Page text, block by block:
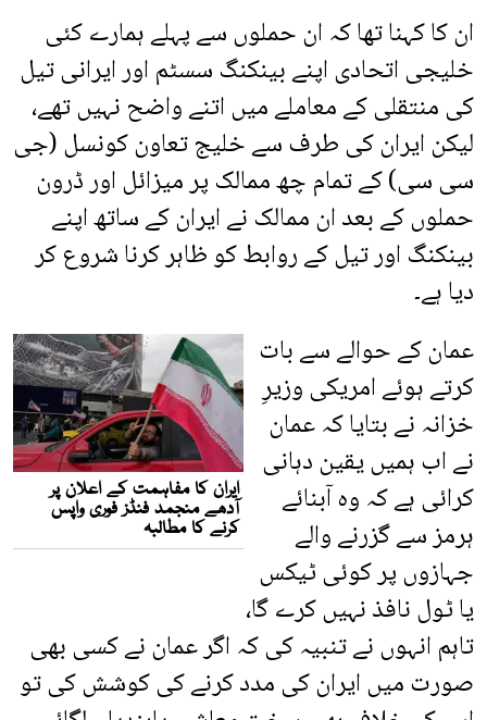
ان کا کہنا تھا کہ ان حملوں سے پہلے ہمارے کئی
خلیجی اتحادی اپنے بینکنگ سسٹم اور ایرانی تیل
کی منتقلی کے معاملے میں اتنے واضح نہیں تھے،
لیکن ایران کی طرف سے خلیج تعاون کونسل (جی
سی سی) کے تمام چھ ممالک پر میزائل اور ڈرون
حملوں کے بعد ان ممالک نے ایران کے ساتھ اپنے
بینکنگ اور تیل کے روابط کو ظاہر کرنا شروع کر
دیا ہے۔
عمان کے حوالے سے بات
کرتے ہوئے امریکی وزیرِ
خزانہ نے بتایا کہ عمان
نے اب ہمیں یقین دہانی
کرائی ہے کہ وہ آبنائے
ہرمز سے گزرنے والے
جہازوں پر کوئی ٹیکس
یا ٹول نافذ نہیں کرے گا،
تاہم انہوں نے تنبیہ کی کہ اگر عمان نے کسی بھی
صورت میں ایران کی مدد کرنے کی کوشش کی تو